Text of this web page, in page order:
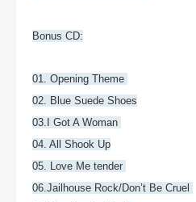
Bonus CD:
01. Opening Theme
02. Blue Suede Shoes
03.I Got A Woman
04. All Shook Up
05. Love Me tender
06.Jailhouse Rock/Don’t Be Cruel